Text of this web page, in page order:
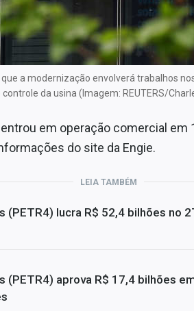
a modernização envolverá trabalhos
da usina (Imagem: REUTERS/
em operação comercial em
do site da Engie.
LEIA TAMBÉM
(PETR4) lucra R$ 52,4 bilhões no
(PETR4) aprova R$ 17,4 bilhões